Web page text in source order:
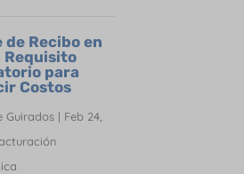
de Recibo en
Requisito
para
Costos
Guirados| Feb 24,